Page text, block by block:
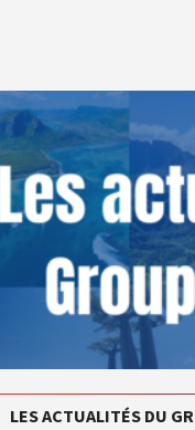
LES ACTUALITÉS DU